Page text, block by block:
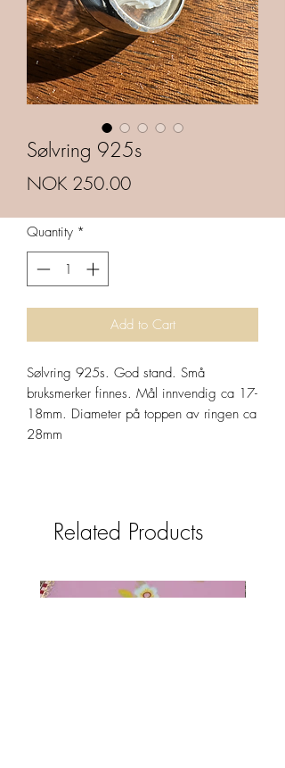
Sølvring 925s
NOK 250.00Price
Quantity *
Add to Cart
Sølvring 925s. God stand. Små
bruksmerker finnes. Mål innvendig ca 17-
18mm. Diameter på toppen av ringen ca
28mm
Related Products